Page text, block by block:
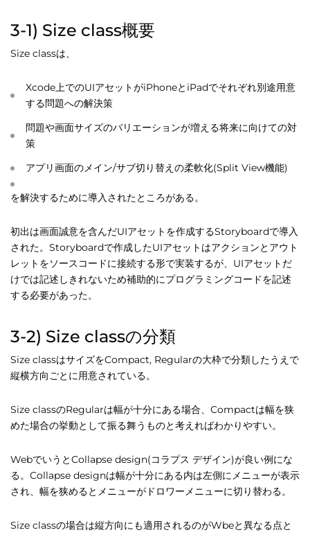
3-1) Size class概要
Size classは、
Xcode上でのUIアセットがiPhoneとiPadでそれぞれ別途用意
する問題への解決策
問題や画面サイズのバリエーションが増える将来に向けての対
策
アプリ画面のメイン/サブ切り替えの柔軟化(Split View機能)
を解決するために導入されたところがある。
初出は画面誠意を含んだUIアセットを作成するStoryboardで導入
された。Storyboardで作成したUIアセットはアクションとアウト
レットをソースコードに接続する形で実装するが、UIアセットだ
けでは記述しきれないため補助的にプログラミングコードを記述
する必要があった。
3-2) Size classの分類
Size classはサイズをCompact, Regularの大枠で分類したうえで
縦横方向ごとに用意されている。
Size classのRegularは幅が十分にある場合、Compactは幅を狭
めた場合の挙動として振る舞うものと考えればわかりやすい。
WebでいうとCollapse design(コラプス デザイン)が良い例にな
る。Collapse designは幅が十分にある内は左側にメニューが表示
され、幅を狭めるとメニューがドロワーメニューに切り替わる。
Size classの場合は縦方向にも適用されるのがWbeと異なる点と